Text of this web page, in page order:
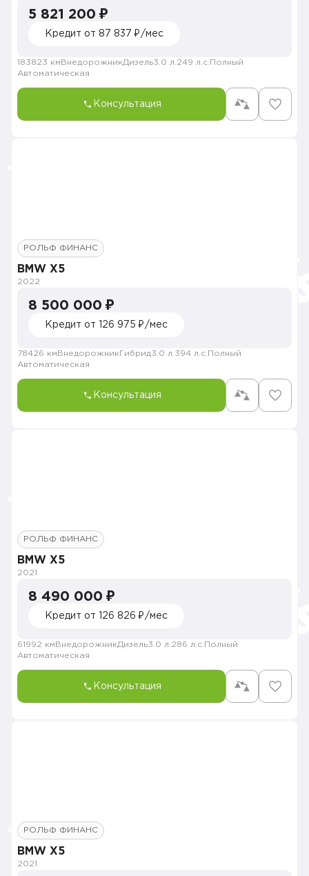
5 821 200 ₽
Кредит от 87 837 ₽/мес
183823 км ВнедорожникДизель3.0 л. 249 л.с. Полный
Автоматическая
Консультация
РОЛЬФ ФИНАНС
BMW X5
2022
8 500 000 ₽
Кредит от 126 975 ₽/мес
78426 км Внедорожник Гибрид3.0 л. 394 л.с. Полный
Автоматическая
Консультация
РОЛЬФ ФИНАНС
BMW X5
2021
8 490 000 ₽
Кредит от 126 826 ₽/мес
61992 км ВнедорожникДизель3.0 л. 286 л.с. Полный
Автоматическая
Консультация
РОЛЬФ ФИНАНС
BMW X5
2021